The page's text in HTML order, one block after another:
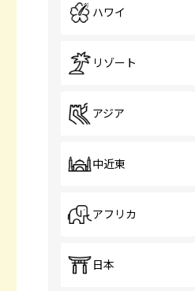
ハワイ
リゾート
アジア
中近東
アフリカ
日本